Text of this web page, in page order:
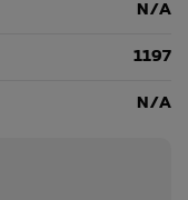
N/A
1197
N/A